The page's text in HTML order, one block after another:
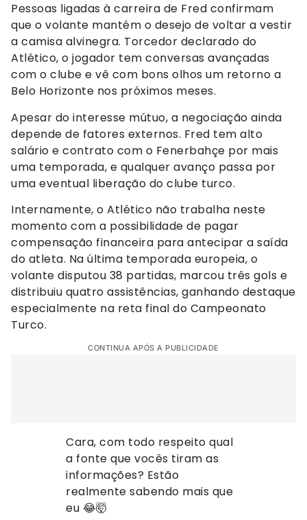
Pessoas ligadas à carreira de Fred confirmam
que o volante mantém o desejo de voltar a vestir
a camisa alvinegra. Torcedor declarado do
Atlético, o jogador tem conversas avançadas
com o clube e vê com bons olhos um retorno a
Belo Horizonte nos próximos meses.
Apesar do interesse mútuo, a negociação ainda
depende de fatores externos. Fred tem alto
salário e contrato com o Fenerbahçe por mais
uma temporada, e qualquer avanço passa por
uma eventual liberação do clube turco.
Internamente, o Atlético não trabalha neste
momento com a possibilidade de pagar
compensação financeira para antecipar a saída
do atleta. Na última temporada europeia, o
volante disputou 38 partidas, marcou três gols e
distribuiu quatro assistências, ganhando destaque
especialmente na reta final do Campeonato
Turco.
CONTINUA APÓS A PUBLICIDADE
Cara, com todo respeito qual
a fonte que vocês tiram as
informações? Estão
realmente sabendo mais que
eu 😂🤯